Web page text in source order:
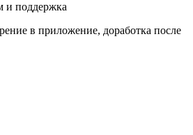
и поддержка
в приложение, доработка после